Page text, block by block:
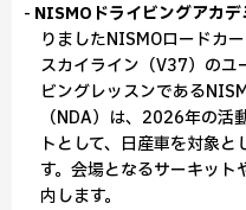
- NISMOドライビングアカデ
りましたNISMOロードカ
スカイライン（V37）のユ
ビングレッスンである
（NDA）は、2026年の活
トとして、日産車を対象
す。会場となるサーキッ
内します。